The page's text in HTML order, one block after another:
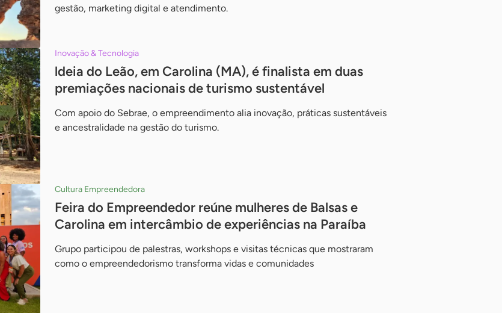
gestão, marketing digital e atendimento.
Inovação & Tecnologia
ldeia do Leão, em Carolina (MA), é finalista em duas
premiações nacionais de turismo sustentável
Com apoio do Sebrae, o empreendimento alia inovação, práticas sustentáveis
e ancestralidade na gestão do turismo.
Cultura Empreendedora
Feira do Empreendedor reúne mulheres de Balsas e
Carolina em intercâmbio de experiências na Paraíba
Grupo participou de palestras, workshops e visitas técnicas que mostraram
como o empreendedorismo transforma vidas e comunidades